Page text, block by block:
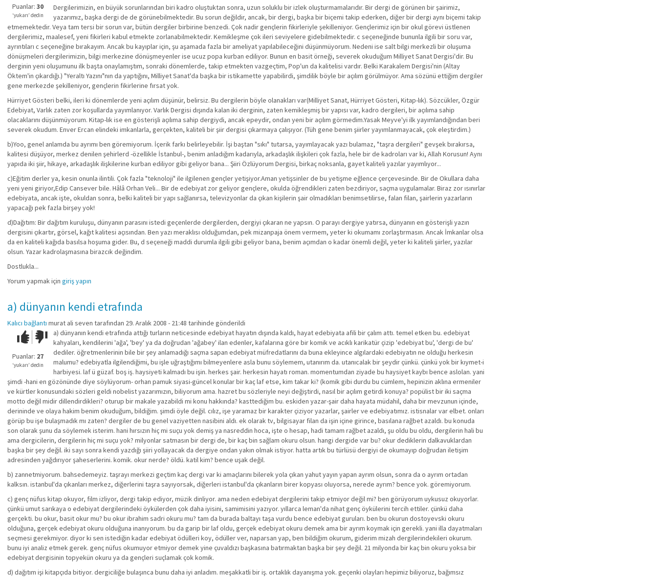
iyi
değil!
Puanlar: 30
‘yukarı’ dedin
Dergilerimizin, en büyük sorunlarından biri kadro oluştuktan sonra, uzun soluklu bir izlek oluşturmamalarıdır. Bir dergi de görünen bir şairimiz,
yazarımız, başka dergi de de görünebilmektedir. Bu sorun değildir, ancak, bir dergi, başka bir biçemi takip ederken, diğer bir dergi aynı biçemi takip
etmemektedir. Veya tam tersi bir sorun var, bütün dergiler birbirine benzedi. Çok nadir gençlerin fikirleriyle şekilleniyor. Gençlerimiz için bir okul görevi üstlenen
dergilerimiz, maalesef, yeni fikirleri kabul etmekte zorlanabilmektedir. Kemikleşme çok ileri seviyelere gidebilmektedir. c seçeneğinde bununla ilgili bir soru var,
ayrıntıları c seçeneğine bırakayım. Ancak bu kayıplar için, şu aşamada fazla bir ameliyat yapılabileceğini düşünmüyorum. Nedeni ise salt bilgi merkezli bir oluşuma
dönüşmeleri dergilerimizin, bilgi merkezine dönüşmeyenler ise ucuz popa kurban ediliyor. Bunun en basit örneği, severek okuduğum Milliyet Sanat Dergisi'dir. Bu
derginin yeni oluşumunu ilk başta onaylamıştım, sonraki dönemlerde, takip etmekten vazgeçtim, Pop'un da kalitelisi vardır. Belki Karakalem Dergisi'nin (Altay
Öktem'in çıkardığı.) "Yeraltı Yazını"nın da yaptığını, Milliyet Sanat'da başka bir istikamette yapabilirdi, şimdilik böyle bir açılım görülmüyor. Ama sözünü ettiğim dergiler
gene merkezde şekilleniyor, gençlerin fikirlerine fırsat yok.
Hürriyet Gösteri belki, ileri ki dönemlerde yeni açılım düşünür, belirsiz. Bu dergilerin böyle olanakları var(Milliyet Sanat, Hürriyet Gösteri, Kitap-lık). Sözcükler, Özgür
Edebiyat, Varlık zaten zor koşullarda yayımlanıyor. Varlık Dergisi dışında kalan iki derginin, zaten kemikleşmiş bir yapısı var, kadro dergileri, bir açılıma sahip
olacaklarını düşünmüyorum. Kitap-lık ise en gösterişli açılıma sahip dergiydi, ancak epeydir, ondan yeni bir açılım görmedim.Yasak Meyve'yi ilk yayımlandığından beri
severek okudum. Enver Ercan elindeki imkanlarla, gerçekten, kaliteli bir şiir dergisi çıkarmaya çalışıyor. (Tüh gene benim şiirler yayımlanmayacak, çok eleştirdim.)
b)Yoo, genel anlamda bu ayrımı ben göremiyorum. İçerik farkı belirleyebilir. İşi baştan "sıkı" tutarsa, yayımlayacak yazı bulamaz, "taşra dergileri" gevşek bırakırsa,
kalitesi düşüyor, merkez denilen şehirlerd -özellikle İstanbul-, benim anladığım kadarıyla, arkadaşlık ilişkileri çok fazla, hele bir de kadroları var ki, Allah Korusun! Aynı
yapıda iki şiir, hikaye, arkadaşlık ilişkilerine kurban ediliyor gibi geliyor bana... Şiiri Özlüyorum Dergisi, birkaç noksanla, gayet kaliteli yazılar yayımlıyor...
c)Eğitim derler ya, kesin onunla ilintili. Çok fazla "teknoloji" ile ilgilenen gençler yetişiyor.Aman yetişsinler de bu yetişme eğlence çerçevesinde. Bir de Okullara daha
yeni yeni giriyor,Edip Cansever bile. Hâlâ Orhan Veli... Bir de edebiyat zor geliyor gençlere, okulda öğrendikleri zaten bezdiriyor, saçma uygulamalar. Biraz zor ısınırlar
edebiyata, ancak işte, okuldan sonra, belki kaliteli bir yapı sağlanırsa, televizyonlar da çıkan kişilerin şair olmadıkları benimsetilirse, falan filan, şairlerin yazarların
yapacağı pek fazla birşey yok!
d)Dağıtım: Bir dağıtım kuruluşu, dünyanın parasını istedi geçenlerde dergilerden, dergiyi çıkaran ne yapsın. O parayı dergiye yatırsa, dünyanın en gösterişli yazın
dergisini çıkartır, görsel, kağıt kalitesi açısından. Ben yazı meraklısı olduğumdan, pek mizanpaja önem vermem, yeter ki okumamı zorlaştırmasın. Ancak İmkanlar olsa
da en kaliteli kağıda basılsa hoşuma gider. Bu, d seçeneği maddi durumla ilgili gibi geliyor bana, benim açımdan o kadar önemli değil, yeter ki kaliteli şiirler, yazılar
olsun. Yazar kadrolaşmasına birazcık değindim.
Dostlukla...
Yorum yapmak için giriş yapın
a) dünyanın kendi etrafında
Kalıcı bağlantı murat ali seven tarafından 29. Aralık 2008 - 21:48 tarihinde gönderildi
Çok iyi!O
kadar
iyi
değil!
Puanlar: 27
‘yukarı’ dedin
a) dünyanın kendi etrafında attığı turların neticesinde edebiyat hayatın dışında kaldı, hayat edebiyata afili bir çalım attı. temel etken bu. edebiyat
kahyaları, kendilerini 'ağa', 'bey' ya da doğrudan 'ağabey' ilan edenler, kafalarına göre bir komik ve acıklı karikatür çizip 'edebiyat bu', 'dergi de bu'
dediler. öğretmenlerinin bile bir şey anlamadığı saçma sapan edebiyat müfredatlarını da buna ekleyince algılardaki edebiyatın ne olduğu herkesin
malumu? edebiyatla ilgilendiğimi, bu işle uğraştığımı bilmeyenlere asla bunu söylemem, utanırım da. utanıcalak bir şeydir çünkü. çünkü yok bir kıymet-i
harbiyesi. laf ü güzaf. boş iş. haysiyeti kalmadı bu işin. herkes şair. herkesin hayatı roman. momentumdan ziyade bu haysiyet kaybı bence aslolan. yani
şimdi -hani en gözönünde diye söylüyorum- orhan pamuk siyasi-güncel konular bir kaç laf etse, kim takar ki? (komik gibi durdu bu cümlem, hepinizin aklına ermeniler
ve kürtler konusundaki sözleri geldi nobelist yazarımızın, biliyorum ama. hazret bu sözleriyle neyi değiştirdi, nasıl bir açılım getirdi konuya? popülist bir iki saçma
motto değil midir dillendirdikleri? oturup bir makale yazabildi mi konu hakkında? kasttediğim bu. eskiden yazar-şair daha hayata müdahil, daha bir mevzunun içinde,
derininde ve olaya hakim benim okuduğum, bildiğim. şimdi öyle değil. cılız, işe yaramaz bir karakter çiziyor yazarlar, şairler ve edebiyatımız. istisnalar var elbet. onları
görüp bu işe bulaşmadık mı zaten? dergiler de bu genel vaziyetten nasibini aldı. ek olarak tv, bilgisayar filan da işin içine girince, basılana rağbet azaldı. bu konuda
son olarak şunu da söylemek isterim. hani hırsızın hiç mi suçu yok demiş ya nasreddin hoca, işte o hesap, hadi tamam rağbet azaldı, şu oldu bu oldu, dergilerin hali bu
ama dergicilerin, dergilerin hiç mi suçu yok? milyonlar satmasın bir dergi de, bir kaç bin sağlam okuru olsun. hangi dergide var bu? okur dediklerin dalkavuklardan
başka bir şey değil. iki sayı sonra kendi yazdığı şiiri yollayacak da dergiye ondan yakın olmak istiyor. hatta artık bu türlüsü dergiyi de okumayıp doğrudan iletişim
adresinden yağdırıyor şaheserlerini. komik. okur nerde? öldü. katil kim? bence uşak değil.
b) zannetmiyorum. bahsedemeyiz. taşrayı merkezi geçtim kaç dergi var ki amaçlarını bilerek yola çıkan yahut yayın yapan ayrım olsun, sonra da o ayrım ortadan
kalksın. istanbul'da çıkanları merkez, diğerlerini taşra sayıyorsak, diğerleri istanbul'da çıkanların birer kopyası oluyorsa, nerede ayrım? bence yok. göremiyorum.
c) genç nüfus kitap okuyor, film izliyor, dergi takip ediyor, müzik dinliyor. ama neden edebiyat dergilerini takip etmiyor değil mi? ben görüyorum uykusuz okuyorlar.
çünkü umut sarıkaya o edebiyat dergilerindeki öykülerden çok daha iyisini, samimisini yazıyor. yıllarca leman'da nihat genç öykülerini tercih ettiler. çünkü daha
gerçekti. bu okur, basit okur mu? bu okur ibrahim sadri okuru mu? tam da burada baltayı taşa vurdu bence edebiyat guruları. ben bu okurun dostoyevski okuru
olduğuna, gerçek edebiyat okuru olduğuna inanıyorum. bu da garip bir laf oldu, gerçek edebiyat okuru demek ama bir ayrım koymak için gerekli. yani illa dayatmaları
seçmesi gerekmiyor. diyor ki sen istediğin kadar edebiyat ödülleri koy, ödüller ver, naparsan yap, ben bildiğim okurum, giderim mizah dergilerindekileri okurum.
bunu iyi analiz etmek gerek. genç nüfus okumuyor etmiyor demek yine çuvaldızı başkasına batırmaktan başka bir şey değil. 21 milyonda bir kaç bin okuru yoksa bir
edebiyat dergisinin topyekün okuru ya da gençleri suçlamak çok komik.
d) dağıtım işi kitapçıda bitiyor. dergiciliğe bulaşınca bunu daha iyi anladım. meşakkatli bir iş. ortaklık dayanışma yok. geçenki olayları hepimiz biliyoruz, bağımsız